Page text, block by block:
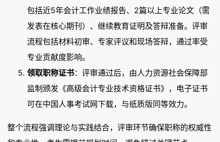
包括近5年会计工作业绩报告、2篇以上专业论文（需
发表在核心期刊）、继续教育证明及答辩准备。评审
流程包括材料初审、专家评议和现场答辩，通过率受
专业贡献度影响。
领取职称证书：评审通过后，由人力资源社会保障部
监制颁发《高级会计专业技术资格证书》，电子证书
可在中国人事考试网下载，与纸质版同等效力。
整个流程强调理论与实践结合，评审环节确保职称的权威性